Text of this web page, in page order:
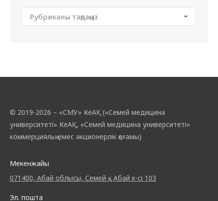
© 2019-2026 – «СМУ» КеАҚ («Семей медицина
университеті» КеАҚ, «Семей медицина университеті»
коммерциялық емес акционерлік қоғамы)
Мекенжайы
071400, Абай облысы, Семей қ., Абай к-сі 103
Эл. пошта